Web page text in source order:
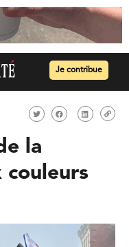
Je contribue
la
couleurs